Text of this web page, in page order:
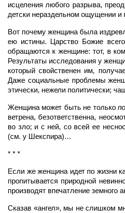
исцеления любого разрыва,
детски нераздельном ощущении и
Вот почему женщина была
ею истины. Царство Божие
обращаются к женщине: тот, в
Результаты исследования у
который свойственен им,
Даже социальные проблемы
этически, нежели политически;
Женщина может быть не только
ветрена, безответственна,
во зло; и с ней, со всей ее
(см. у Шекспира)…
* * *
Если же женщина идет по жизни
пропитывается природной
производят впечатление земного
Сказав «ангел», мы не слишком